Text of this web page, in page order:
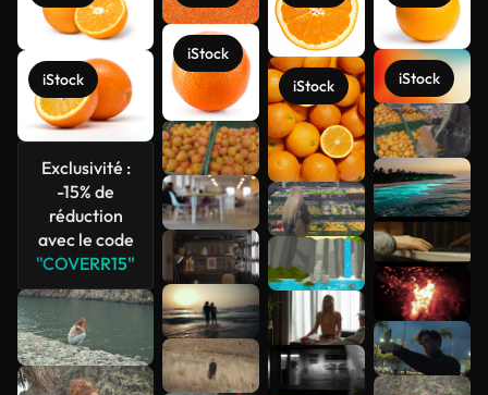
iStock
Exclusivité :
-15% de
réduction
avec le code
"COVERR15"
iStock
iStock iStock
Voir plus